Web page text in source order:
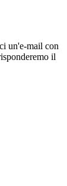
un'e-mail con
il